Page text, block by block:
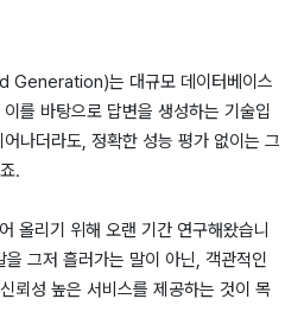
는 대규모 데이터베이스
를 바탕으로 답변을 생성하는 기술입
나더라도, 정확한 성능 평가 없이는 그
.
올리기 위해 오랜 기간 연구해왔습니
그저 흘러가는 말이 아닌, 객관적인
뢰성 높은 서비스를 제공하는 것이 목